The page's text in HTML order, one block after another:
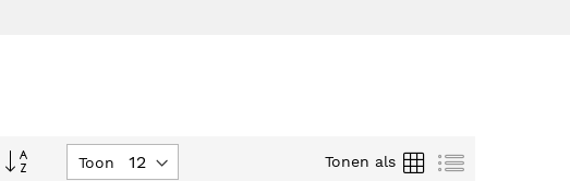
Van
Toon Tonen als
Foto-
tabel
Lijst